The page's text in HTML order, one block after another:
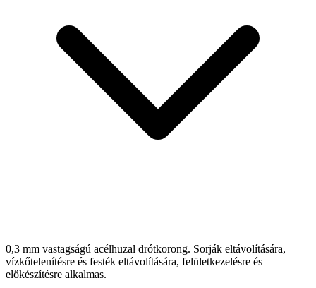
0,3 mm vastagságú acélhuzal drótkorong. Sorják eltávolítására,
vízkőtelenítésre és festék eltávolítására, felületkezelésre és
előkészítésre alkalmas.